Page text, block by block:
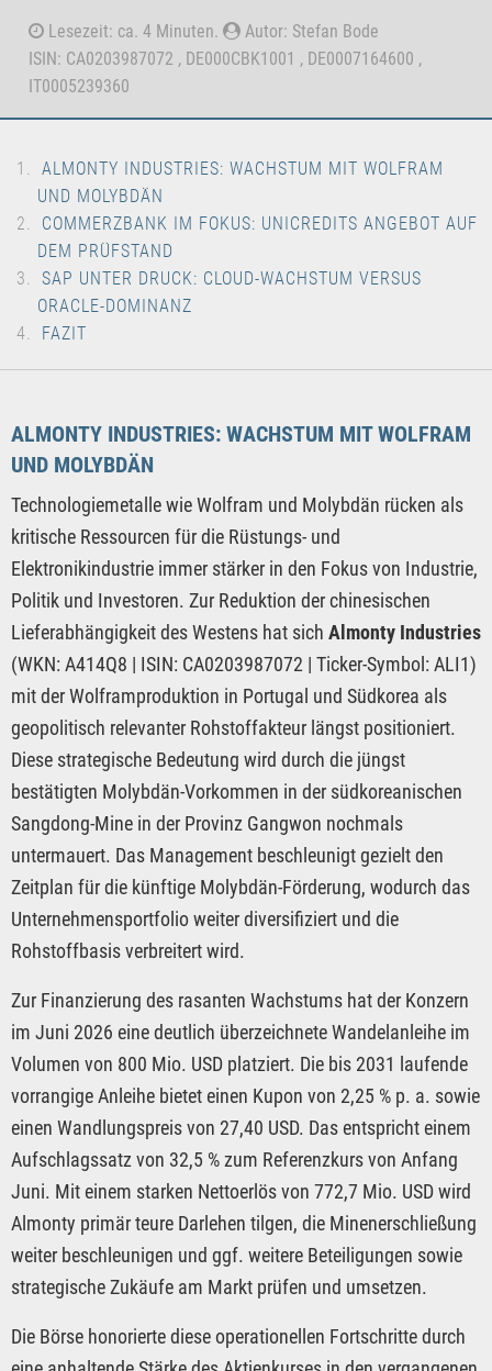
Lesezeit: ca. 4 Minuten.
Autor: Stefan Bode
ISIN: CA0203987072 , DE000CBK1001 , DE0007164600 ,
IT0005239360
ALMONTY INDUSTRIES: WACHSTUM MIT WOLFRAM
UND MOLYBDÄN
COMMERZBANK IM FOKUS: UNICREDITS ANGEBOT AUF
DEM PRÜFSTAND
SAP UNTER DRUCK: CLOUD-WACHSTUM VERSUS
ORACLE-DOMINANZ
FAZIT
ALMONTY INDUSTRIES: WACHSTUM MIT WOLFRAM
UND MOLYBDÄN
Technologiemetalle wie Wolfram und Molybdän rücken als
kritische Ressourcen für die Rüstungs- und
Elektronikindustrie immer stärker in den Fokus von Industrie,
Politik und Investoren. Zur Reduktion der chinesischen
Lieferabhängigkeit des Westens hat sich Almonty Industries
(WKN: A414Q8 | ISIN: CA0203987072 | Ticker-Symbol: ALI1)
mit der Wolframproduktion in Portugal und Südkorea als
geopolitisch relevanter Rohstoffakteur längst positioniert.
Diese strategische Bedeutung wird durch die jüngst
bestätigten Molybdän-Vorkommen in der südkoreanischen
Sangdong-Mine in der Provinz Gangwon nochmals
untermauert. Das Management beschleunigt gezielt den
Zeitplan für die künftige Molybdän-Förderung, wodurch das
Unternehmensportfolio weiter diversifiziert und die
Rohstoffbasis verbreitert wird.
Zur Finanzierung des rasanten Wachstums hat der Konzern
im Juni 2026 eine deutlich überzeichnete Wandelanleihe im
Volumen von 800 Mio. USD platziert. Die bis 2031 laufende
vorrangige Anleihe bietet einen Kupon von 2,25 % p. a. sowie
einen Wandlungspreis von 27,40 USD. Das entspricht einem
Aufschlagssatz von 32,5 % zum Referenzkurs von Anfang
Juni. Mit einem starken Nettoerlös von 772,7 Mio. USD wird
Almonty primär teure Darlehen tilgen, die Minenerschließung
weiter beschleunigen und ggf. weitere Beteiligungen sowie
strategische Zukäufe am Markt prüfen und umsetzen.
Die Börse honorierte diese operationellen Fortschritte durch